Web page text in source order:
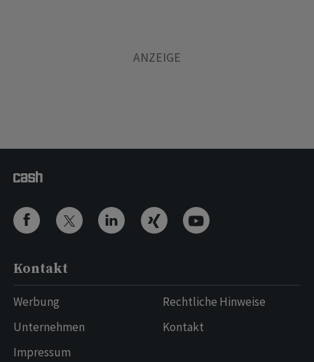
Kontakt
Werbung
Unternehmen
Impressum
Rechtliche Hinweise
Kontakt